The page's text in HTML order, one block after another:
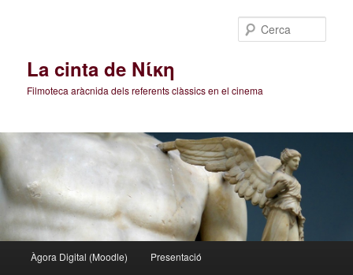
La cinta de Νίκη
Filmoteca aràcnida dels referents clàssics en el cinema
principal
Aneu
Àgora Digital (Moodle) Presentació